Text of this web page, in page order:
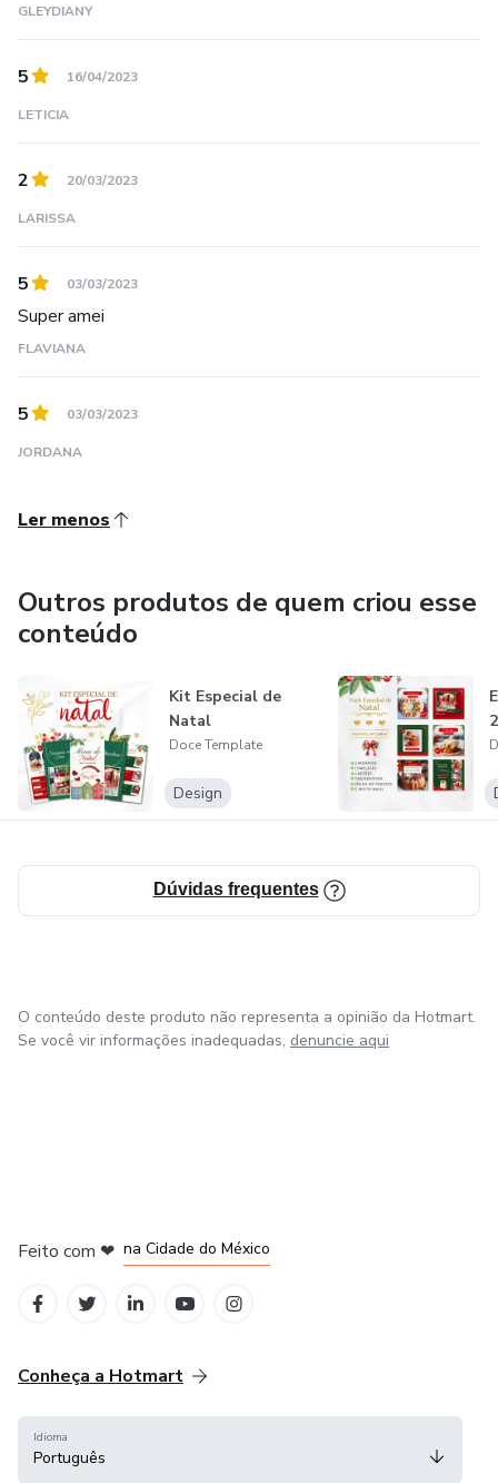
GLEYDIANY
5 16/04/2023
LETICIA
2 20/03/2023
LARISSA
5 03/03/2023
Super amei
FLAVIANA
5 03/03/2023
JORDANA
Ler menos
Outros produtos de quem criou esse
conteúdo
Kit Especial de
Natal
Doce Template
Design
Dúvidas frequentes
O conteúdo deste produto não representa a opinião da Hotmart.
Se você vir informações inadequadas, denuncie aqui
Feito com ❤ na Cidade do México
Conheça a Hotmart
Idioma
Português